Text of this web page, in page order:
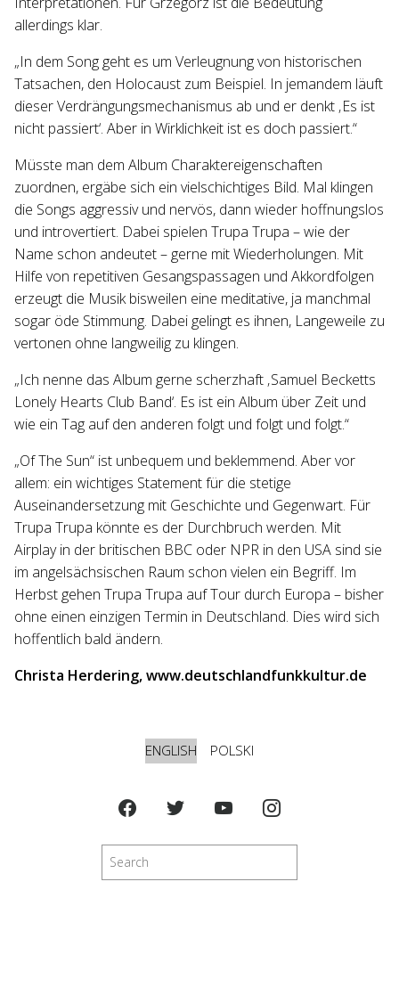
allerdings klar.
„In dem Song geht es um Verleugnung von historischen
Tatsachen, den Holocaust zum Beispiel. In jemandem läuft
dieser Verdrängungsmechanismus ab und er denkt ‚Es ist
nicht passiert‘. Aber in Wirklichkeit ist es doch passiert.“
Müsste man dem Album Charaktereigenschaften
zuordnen, ergäbe sich ein vielschichtiges Bild. Mal klingen
die Songs aggressiv und nervös, dann wieder hoffnungslos
und introvertiert. Dabei spielen Trupa Trupa – wie der
Name schon andeutet – gerne mit Wiederholungen. Mit
Hilfe von repetitiven Gesangspassagen und Akkordfolgen
erzeugt die Musik bisweilen eine meditative, ja manchmal
sogar öde Stimmung. Dabei gelingt es ihnen, Langeweile zu
vertonen ohne langweilig zu klingen.
„Ich nenne das Album gerne scherzhaft ‚Samuel Becketts
Lonely Hearts Club Band‘. Es ist ein Album über Zeit und
wie ein Tag auf den anderen folgt und folgt und folgt.“
„Of The Sun“ ist unbequem und beklemmend. Aber vor
allem: ein wichtiges Statement für die stetige
Auseinandersetzung mit Geschichte und Gegenwart. Für
Trupa Trupa könnte es der Durchbruch werden. Mit
Airplay in der britischen BBC oder NPR in den USA sind sie
im angelsächsischen Raum schon vielen ein Begriff. Im
Herbst gehen Trupa Trupa auf Tour durch Europa – bisher
ohne einen einzigen Termin in Deutschland. Dies wird sich
hoffentlich bald ändern.
Christa Herdering, www.deutschlandfunkkultur.de
ENGLISH POLSKI